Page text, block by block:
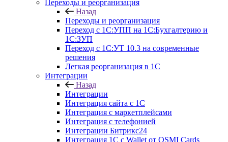
Переходы и реорганизация
Назад
Переходы и реорганизация
Переход с 1С:УПП на 1С:Бухгалтерию и
1С:ЗУП
Переход с 1С:УТ 10.3 на современные
решения
Легкая реорганизация в 1С
Интеграции
Назад
Интеграции
Интеграция сайта с 1С
Интеграция с маркетплейсами
Интеграция с телефонией
Интеграции Битрикс24
Интеграция 1С с Wallet от OSMI Cards